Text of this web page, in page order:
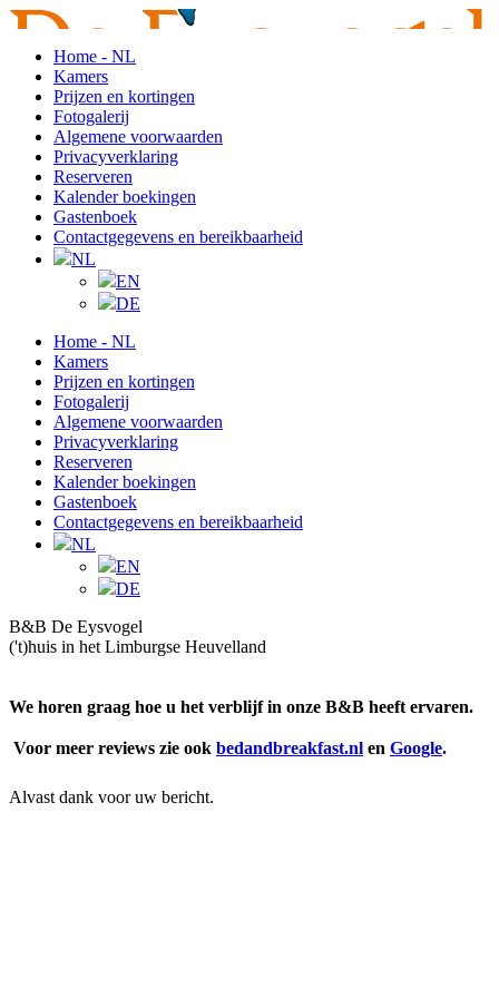
Home - NL
Kamers
Prijzen en kortingen
Fotogalerij
Algemene voorwaarden
Privacyverklaring
Reserveren
Kalender boekingen
Gastenboek
Contactgegevens en bereikbaarheid
NL
EN
DE
Home - NL
Kamers
Prijzen en kortingen
Fotogalerij
Algemene voorwaarden
Privacyverklaring
Reserveren
Kalender boekingen
Gastenboek
Contactgegevens en bereikbaarheid
NL
EN
DE
B&B De Eysvogel
('t)huis in het Limburgse Heuvelland
We horen graag hoe u het verblijf in onze B&B heeft ervaren.
Voor meer reviews zie ook bedandbreakfast.nl en Google.
Alvast dank voor uw bericht.